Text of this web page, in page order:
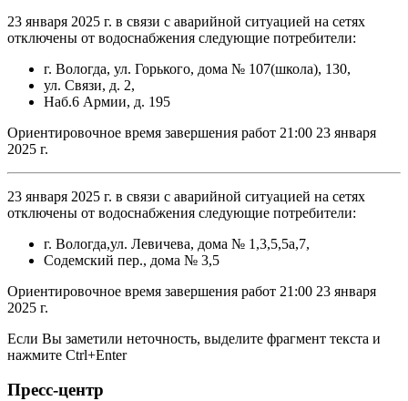
23 января 2025 г. в связи с аварийной ситуацией на сетях
отключены от водоснабжения следующие потребители:
г. Вологда, ул. Горького, дома № 107(школа), 130,
ул. Связи, д. 2,
Наб.6 Армии, д. 195
Ориентировочное время завершения работ 21:00 23 января
2025 г.
23 января 2025 г. в связи с аварийной ситуацией на сетях
отключены от водоснабжения следующие потребители:
г. Вологда,ул. Левичева, дома № 1,3,5,5а,7,
Содемский пер., дома № 3,5
Ориентировочное время завершения работ 21:00 23 января
2025 г.
Если Вы заметили неточность, выделите фрагмент текста и
нажмите Ctrl+Enter
Пресс-центр